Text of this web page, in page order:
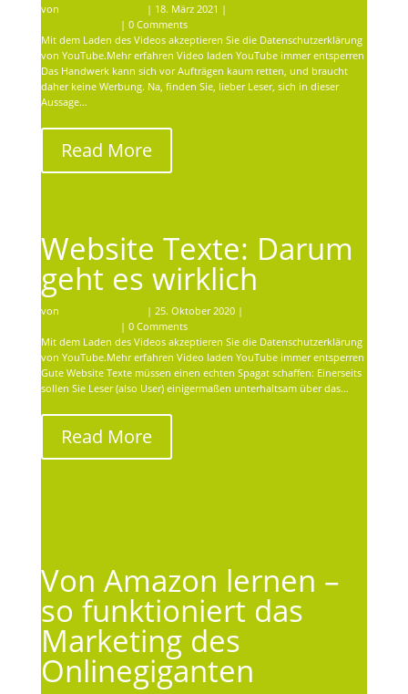
von | 18. März 2021 |
| 0 Comments
Mit dem Laden des Videos akzeptieren Sie die Datenschutzerklärung
von YouTube.Mehr erfahren Video laden YouTube immer entsperren
Das Handwerk kann sich vor Aufträgen kaum retten, und braucht
daher keine Werbung. Na, finden Sie, lieber Leser, sich in dieser
Aussage…
Read More
Website Texte: Darum
geht es wirklich
von | 25. Oktober 2020|
| 0 Comments
Mit dem Laden des Videos akzeptieren Sie die Datenschutzerklärung
von YouTube.Mehr erfahren Video laden YouTube immer entsperren
Gute Website Texte müssen einen echten Spagat schaffen: Einerseits
sollen Sie Leser (also User) einigermaßen unterhaltsam über das…
Read More
Von Amazon lernen –
so funktioniert das
Marketing des
Onlinegiganten